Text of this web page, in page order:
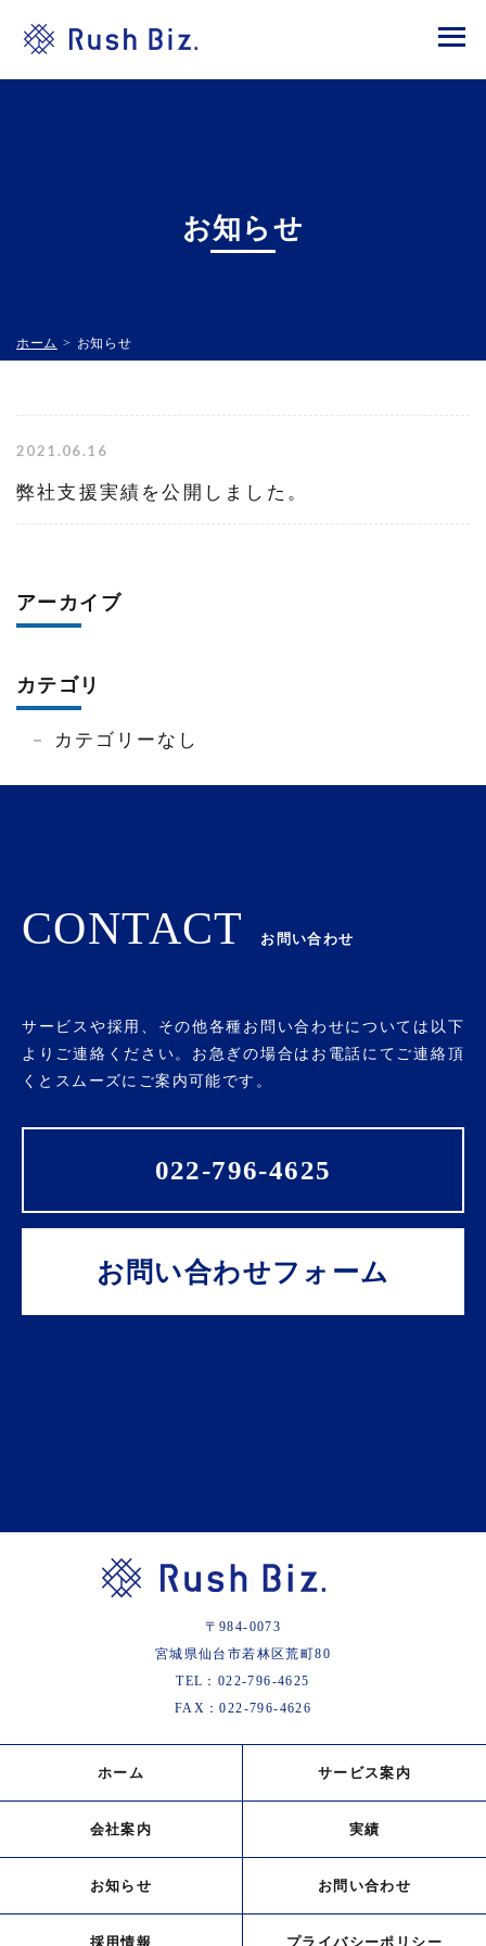
お知らせ
ホーム > お知らせ
2021.06.16
弊社支援実績を公開しました。
アーカイブ
カテゴリ
カテゴリーなし
CONTACT お問い合わせ
サービスや採用、その他各種お問い合わせについては以下
よりご連絡ください。お急ぎの場合はお電話にてご連絡頂
くとスムーズにご案内可能です。
022-796-4625
お問い合わせフォーム
〒984-0073
宮城県仙台市若林区荒町80
TEL： 022-796-4625
FAX：022-796-4626
ホーム
会社案内
サービス案内
実績
お知らせ
採用情報
お問い合わせ
プライバシーポリシー